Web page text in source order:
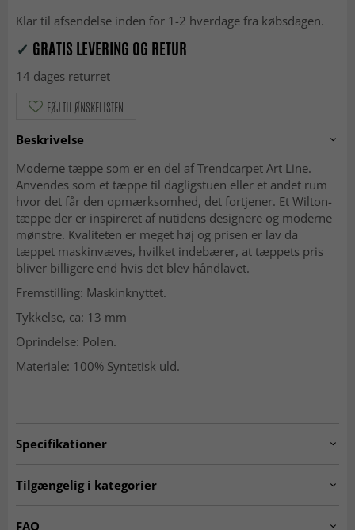
Klar til afsendelse inden for 1-2 hverdage fra købsdagen.
✓ GRATIS LEVERING OG RETUR
14 dages returret
FØJ TIL ØNSKELISTEN
Beskrivelse
Moderne tæppe som er en del af Trendcarpet Art Line.
Anvendes som et tæppe til dagligstuen eller et andet rum
hvor det får den opmærksomhed, det fortjener. Et Wilton-
tæppe der er inspireret af nutidens designere og moderne
mønstre. Kvaliteten er meget høj og prisen er lav da
tæppet maskinvæves, hvilket indebærer, at tæppets pris
bliver billigere end hvis det blev håndlavet.
Fremstilling: Maskinknyttet.
Tykkelse, ca: 13 mm
Oprindelse: Polen.
Materiale: 100% Syntetisk uld.
Specifikationer
Tilgængelig i kategorier
FAQ